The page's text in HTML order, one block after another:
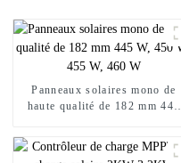
Panneaux solaires mono de
haute qualité de 182 mm 445